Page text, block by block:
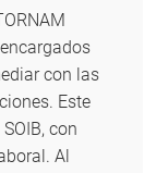
con las
Este
con
Al